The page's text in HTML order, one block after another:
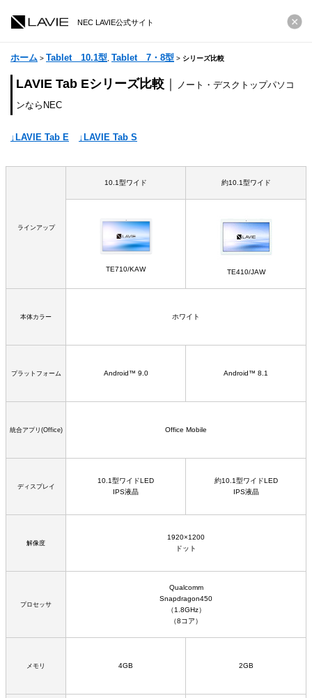
NEC LAVIE公式サイト
ホーム > Tablet 10.1型 Tablet 7・8型 > シリーズ比較
LAVIE Tab Eシリーズ比較 ノート・デスクトップパソコ
ンならNEC
↓LAVIE Tab E ↓LAVIE Tab S
ラインアップ
10.1型ワイド 約10.1型ワイド
TE710/KAW TE410/JAW
本体カラー ホワイト
プラットフォーム Android™ 9.0 Android™ 8.1
統合アプリ(Office) Office Mobile
ディスプレイ
10.1型ワイドLED
IPS液晶
約10.1型ワイドLED
IPS液晶
解像度
1920×1200
ドット
プロセッサ
Qualcomm
Snapdragon450
（1.8GHz）
（8コア）
メモリ 4GB 2GB